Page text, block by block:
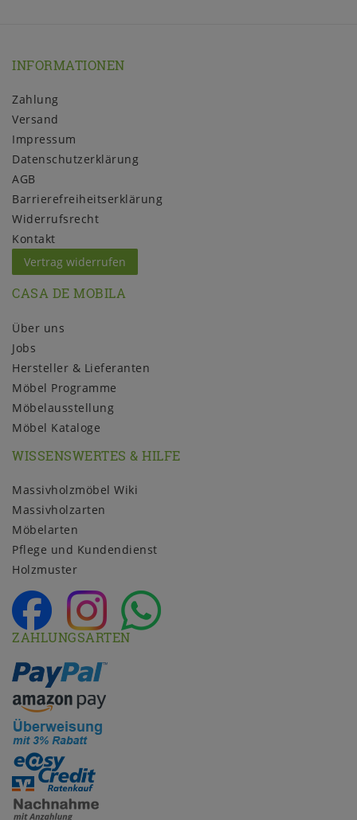
INFORMATIONEN
Zahlung
Versand
Impressum
Daten­schutz­erklärung
AGB
Barrierefreiheitserklärung
Widerrufs­recht
Kontakt
Vertrag widerrufen
CASA DE MOBILA
Über uns
Jobs
Hersteller & Lieferanten
Möbel Programme
Möbelausstellung
Möbel Kataloge
WISSENSWERTES & HILFE
Massivholzmöbel Wiki
Massivholzarten
Möbelarten
Pflege und Kundendienst
Holzmuster
ZAHLUNGSARTEN